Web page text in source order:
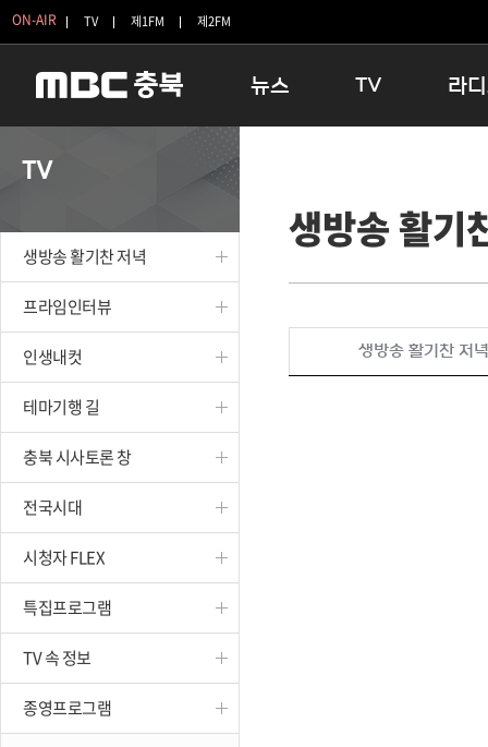
ON-AIR TV 제1FM 제2FM
뉴스
보은
옥천
TV
인생내컷
테마기행 길
시청자 FLEX
특집프로그램
라
16:00
우리 고
TV
생방송 활기찬 저녁
프라임인터뷰
인생내컷
테마기행 길
충북 시사토론 창
전국시대
시청자 FLEX
특집프로그램
TV 속 정보
종영프로그램
생방송 활기
생방송 활기찬 저녁